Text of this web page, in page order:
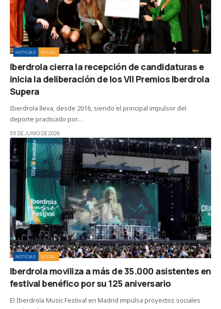
NOTICIAS SOCIAL
Iberdrola cierra la recepción de candidaturas e
inicia la deliberación de los VII Premios Iberdrola
Supera
Iberdrola lleva, desde 2016, siendo el principal impulsor del
deporte practicado por…
30 DE JUNIO DE 2026
NOTICIAS SOCIAL
Iberdrola moviliza a más de 35.000 asistentes en
festival benéfico por su 125 aniversario
El Iberdrola Music Festival en Madrid impulsa proyectos sociales